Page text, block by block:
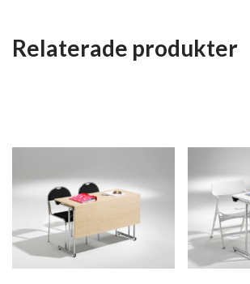
Relaterade produkter